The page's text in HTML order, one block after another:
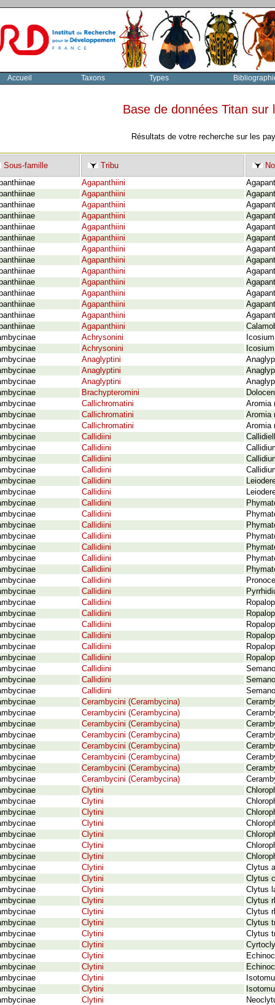
Accueil Taxons Types
Base de données Titan
Résultats de votre recherche sur les
Sous-famille Tribu
Agapanthiini
Agapanthiini
Agapanthiini
Agapanthiini
Agapanthiini
Agapanthiini
Agapanthiini
Agapanthiini
Agapanthiini
Agapanthiini
Agapanthiini
Agapanthiini
Agapanthiini
Agapanthiini
Achrysonini
Achrysonini
Anaglyptini
Anaglyptini
Anaglyptini
Brachypteromini
Callichromatini
Aromia
Callichromatini
Aromia
Callichromatini
Aromia
Callidiini
Callidiini
Callidiini
Callidiini
Callidiini
Callidiini
Callidiini
Callidiini
Callidiini
Callidiini
Callidiini
Callidiini
Callidiini
Callidiini
Callidiini
Callidiini
Callidiini
Callidiini
Callidiini
Callidiini
Callidiini
Callidiini
Callidiini
Callidiini
Cerambycini (Cerambycina)
Cerambycini (Cerambycina)
Cerambycini (Cerambycina)
Cerambycini (Cerambycina)
Cerambycini (Cerambycina)
Cerambycini (Cerambycina)
Cerambycini (Cerambycina)
Cerambycini (Cerambycina)
Clytini
Clytini
Clytini
Clytini
Clytini
Clytini
Clytini
Clytini
Clytus
Clytini
Clytus
Clytini
Clytus
Clytini
Clytus
Clytini
Clytus
Clytini
Clytus
Clytini
Clytus
Clytini
Clytini
Clytini
Clytini
Clytini
Clytini